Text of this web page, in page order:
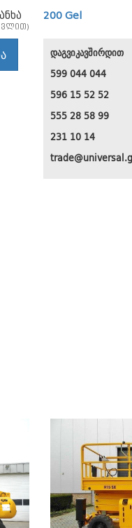
200 Gel
დაგვიკავშირდით
599 044 044
596 15 52 52
555 28 58 99
231 10 14